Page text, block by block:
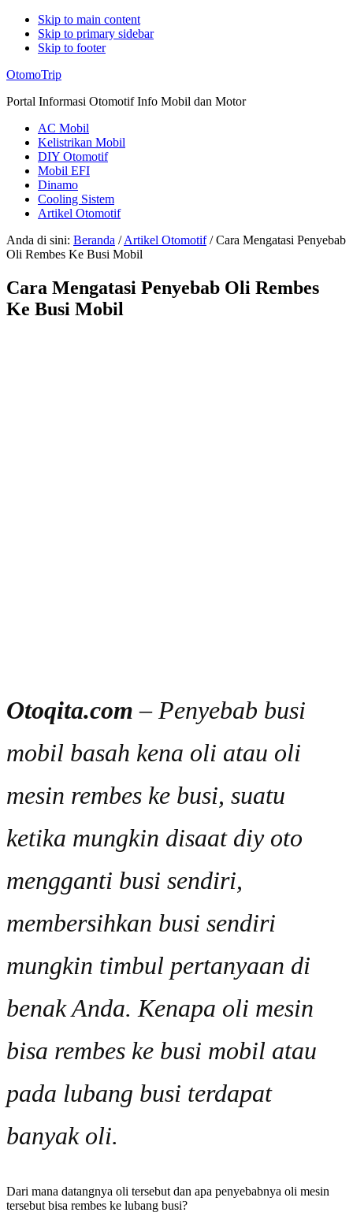
Skip to main content
Skip to primary sidebar
Skip to footer
Additional
menu
OtomoTrip
Portal Informasi Otomotif Info Mobil dan Motor
AC Mobil
Kelistrikan Mobil
DIY Otomotif
Mobil EFI
Dinamo
Cooling Sistem
Artikel Otomotif
Anda di sini: Beranda / Artikel Otomotif /Cara Mengatasi Penyebab
Oli Rembes Ke Busi Mobil
Cara Mengatasi Penyebab Oli Rembes
Ke Busi Mobil
Otoqita.com – Penyebab busi
mobil basah kena oli atau oli
mesin rembes ke busi, suatu
ketika mungkin disaat diy oto
mengganti busi sendiri,
membersihkan busi sendiri
mungkin timbul pertanyaan di
benak Anda. Kenapa oli mesin
bisa rembes ke busi mobil atau
pada lubang busi terdapat
banyak oli.
Dari mana datangnya oli tersebut dan apa penyebabnya oli mesin
tersebut bisa rembes ke lubang busi?